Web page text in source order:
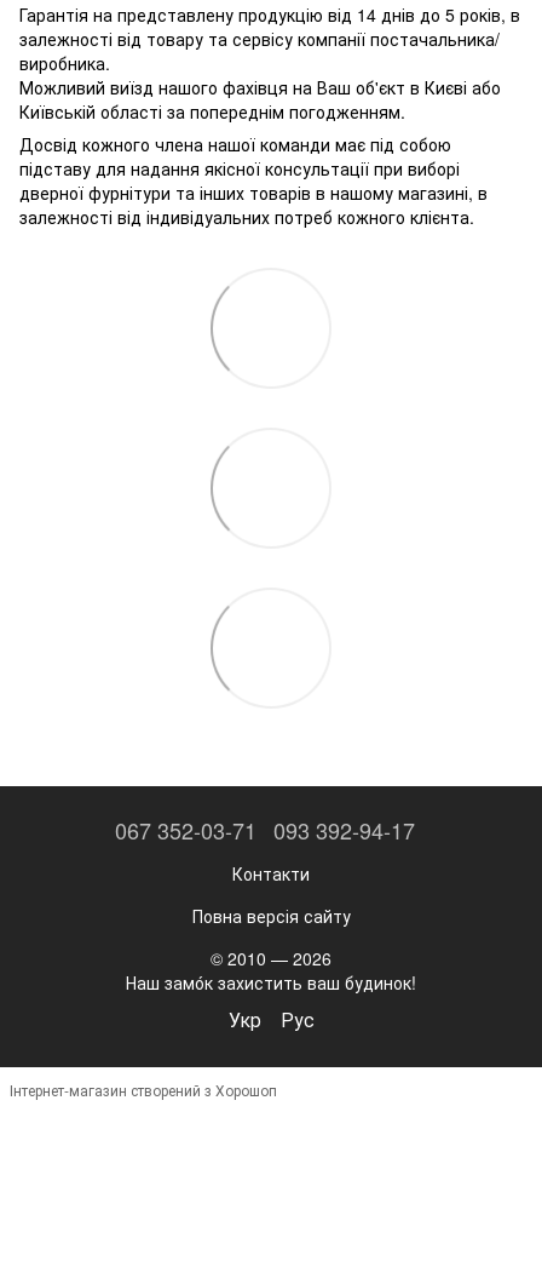
Гарантія на представлену продукцію від 14 днів до 5 років, в
залежності від товару та сервісу компанії постачальника/
виробника.
Можливий виїзд нашого фахівця на Ваш об'єкт в Києві або
Київській області за попереднім погодженням.
Досвід кожного члена нашої команди має під собою
підставу для надання якісної консультації при виборі
дверної фурнітури та інших товарів в нашому магазині, в
залежності від індивідуальних потреб кожного клієнта.
067 352-03-71 093 392-94-17
Контакти
Повна версія сайту
© 2010 — 2026
Наш замо́к захистить ваш будинок!
Укр Рус
Інтернет-магазин створений з Хорошоп